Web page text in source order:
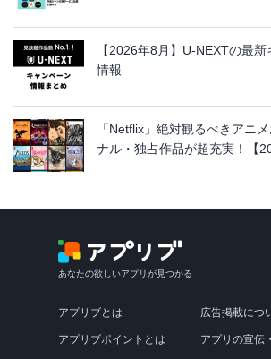
【2026年8月】U-NEXTの最新
情報
「Netflix」絶対観るべきアニ
ナル・独占作品が超充実！【
あなたの欲しいアプリが見つかる
アプリブとは
アプリブポイントとは
広告掲載につ
アプリの宣伝